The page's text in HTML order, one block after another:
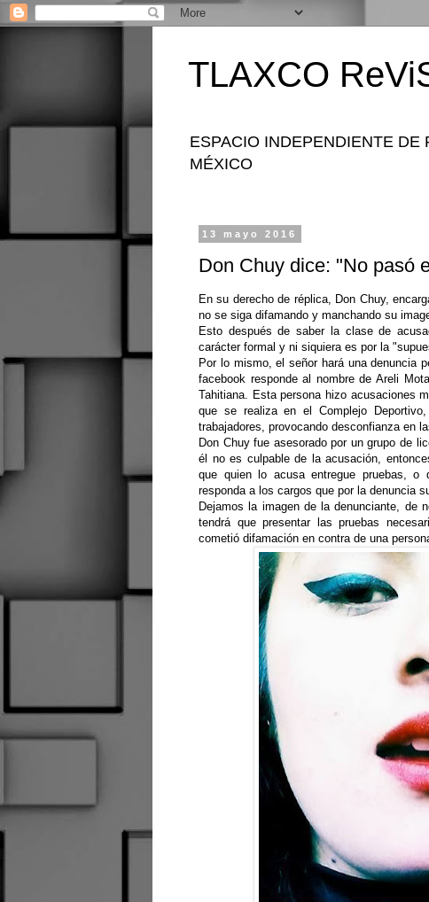
TLAXCO
ESPACIO INDEPENDIENTE DE
MÉXICO
13 mayo 2016
Don Chuy dice: "No pasó
En su derecho de réplica, Don Chuy,
no se siga difamando y manchando su
Esto después de saber la clase de
carácter formal y ni siquiera es por la
Por lo mismo, el señor hará una denuncia
facebook responde al nombre de Areli
Tahitiana. Esta persona hizo acusaciones
que se realiza en el Complejo
trabajadores, provocando desconfianza en
Don Chuy fue asesorado por un grupo de
él no es culpable de la acusación,
que quien lo acusa entregue pruebas,
responda a los cargos que por la denuncia
Dejamos la imagen de la denunciante, de
tendrá que presentar las pruebas
cometió difamación en contra de una